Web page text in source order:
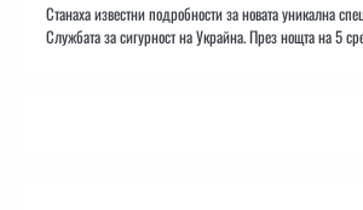
Станаха известни подробности за новата уникална
Службата за сигурност на Украйна. През нощта на 5